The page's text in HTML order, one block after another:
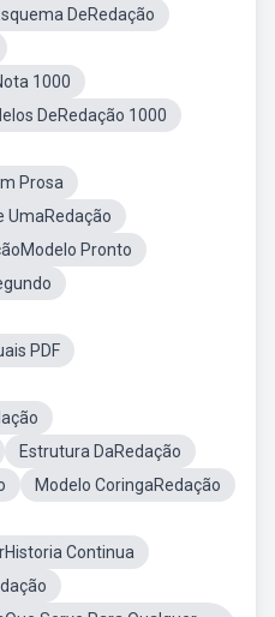
DeRedação
1000
DeRedação 1000
Prosa
UmaRedação
Pronto
PDF
Estrutura DaRedação
Modelo CoringaRedação
Continua